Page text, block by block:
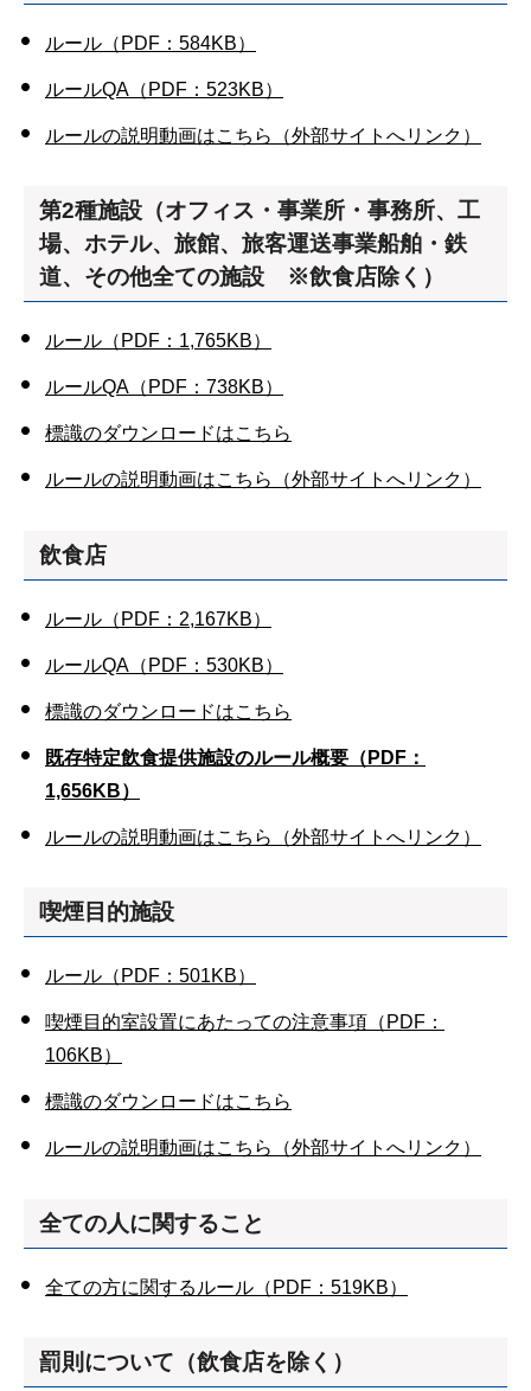
ルール（PDF：584KB）
ルールQA（PDF：523KB）
ルールの説明動画はこちら（外部サイトへリンク）
第2種施設（オフィス・事業所・事務所、工
場、ホテル、旅館、旅客運送事業船舶・鉄
道、その他全ての施設 ※飲食店除く）
ルール（PDF：1,765KB）
ルールQA（PDF：738KB）
標識のダウンロードはこちら
ルールの説明動画はこちら（外部サイトへリンク）
飲食店
ルール（PDF：2,167KB）
ルールQA（PDF：530KB）
標識のダウンロードはこちら
既存特定飲食提供施設のルール概要（PDF：
1,656KB）
ルールの説明動画はこちら（外部サイトへリンク）
喫煙目的施設
ルール（PDF：501KB）
喫煙目的室設置にあたっての注意事項（PDF：
106KB）
標識のダウンロードはこちら
ルールの説明動画はこちら（外部サイトへリンク）
全ての人に関すること
全ての方に関するルール（PDF：519KB）
罰則について（飲食店を除く）